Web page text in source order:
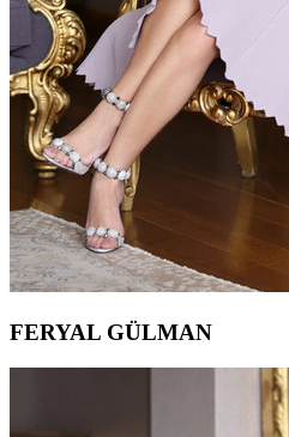
FERYAL GÜLMAN